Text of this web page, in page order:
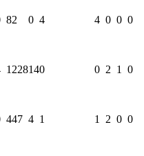
82 0 4 4 0 0 0
1228140 0 2 1 0
447 4 1 1 2 0 0